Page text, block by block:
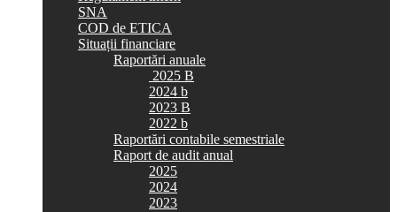
SNA
COD de ETICA
Situații financiare
Raportări anuale
2025 B
2024 b
2023 B
2022 b
Raportări contabile semestriale
Raport de audit anual
2025
2024
2023